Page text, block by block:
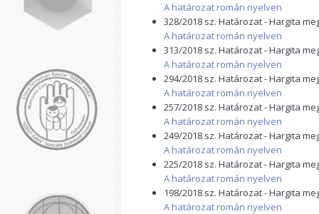
A határozat román nyelven
328/2018 sz. Határozat - Hargita
A határozat román nyelven
313/2018 sz. Határozat - Hargita
A határozat román nyelven
294/2018 sz. Határozat - Hargita
A határozat román nyelven
257/2018 sz. Határozat - Hargita
A határozat román nyelven
249/2018 sz. Határozat - Hargita
A határozat román nyelven
225/2018 sz. Határozat - Hargita
A határozat román nyelven
198/2018 sz. Határozat - Hargita
A határozat román nyelven